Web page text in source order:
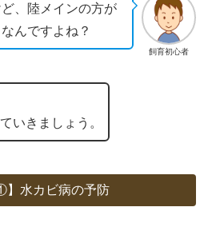
飼育初心者
、陸メインの方が
んですよね？
いきましょう。
】水カビ病の予防